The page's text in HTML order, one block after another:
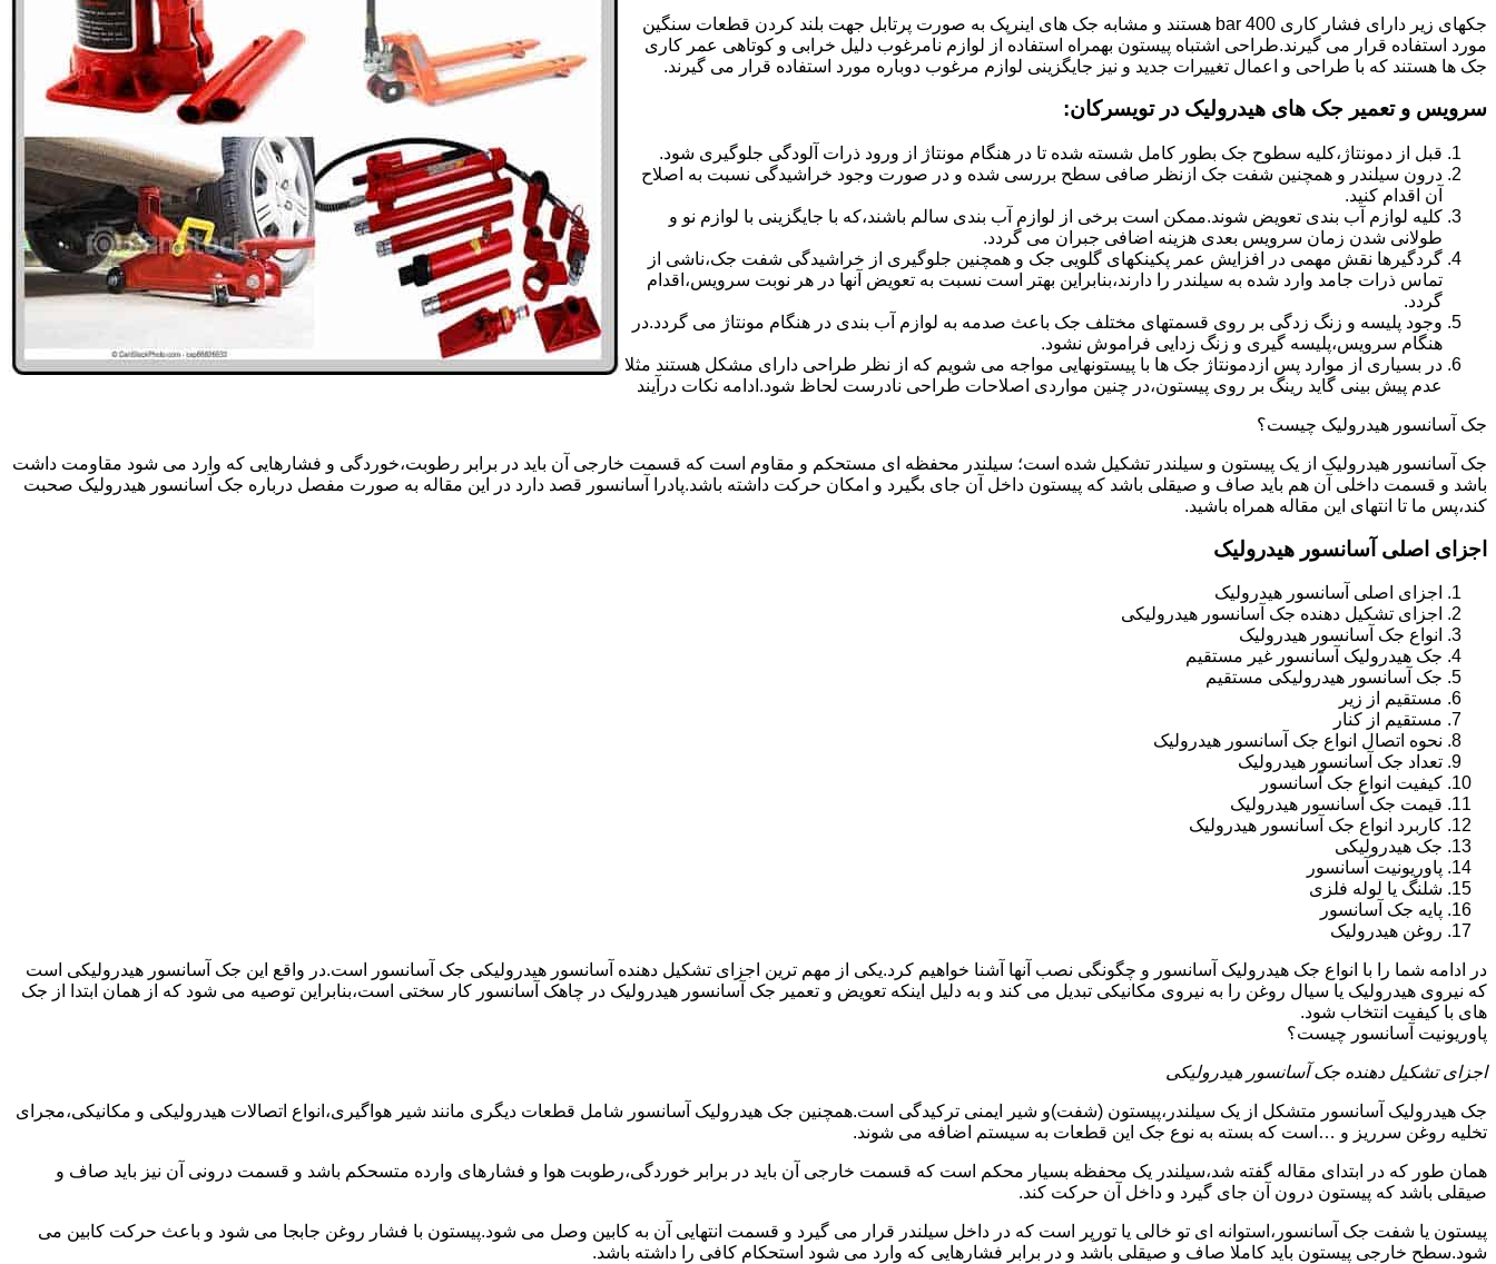
جکهای زیر دارای فشار کاری 400 bar هستند و مشابه جک های اینرپک به صورت پرتابل جهت بلند کردن قطعات سنگین
مورد استفاده قرار می گیرند.طراحی اشتباه پیستون بهمراه استفاده از لوازم نامرغوب دلیل خرابی و کوتاهی عمر کاری
جک ها هستند که با طراحی و اعمال تغییرات جدید و نیز جایگزینی لوازم مرغوب دوباره مورد استفاده قرار می گیرند.
سرویس و تعمیر جک های هیدرولیک در تویسرکان:
قبل از دمونتاژ،کلیه سطوح جک بطور کامل شسته شده تا در هنگام مونتاژ از ورود ذرات آلودگی جلوگیری شود.
درون سیلندر و همچنین شفت جک ازنظر صافی سطح بررسی شده و در صورت وجود خراشیدگی نسبت به اصلاح
آن اقدام کنید.
کلیه لوازم آب بندی تعویض شوند.ممکن است برخی از لوازم آب بندی سالم باشند،که با جایگزینی با لوازم نو و
طولانی شدن زمان سرویس بعدی هزینه اضافی جبران می گردد.
گردگیرها نقش مهمی در افزایش عمر پکینکهای گلویی جک و همچنین جلوگیری از خراشیدگی شفت جک،ناشی از
تماس ذرات جامد وارد شده به سیلندر را دارند،بنابراین بهتر است نسبت به تعویض آنها در هر نوبت سرویس،اقدام
گردد.
وجود پلیسه و زنگ زدگی بر روی قسمتهای مختلف جک باعث صدمه به لوازم آب بندی در هنگام مونتاژ می گردد.در
هنگام سرویس،پلیسه گیری و زنگ زدایی فراموش نشود.
در بسیاری از موارد پس ازدمونتاژ جک ها با پیستونهایی مواجه می شویم که از نظر طراحی دارای مشکل هستند مثلا
عدم پیش بینی گاید رینگ بر روی پیستون،در چنین مواردی اصلاحات طراحی نادرست لحاظ شود.ادامه نکات درآیند
جک آسانسور هیدرولیک چیست؟
جک آسانسور هیدرولیک از یک پیستون و سیلندر تشکیل شده است؛ سیلندر محفظه ای مستحکم و مقاوم است که قسمت خارجی آن باید در برابر رطوبت،خوردگی و فشارهایی که وارد می شود مقاومت داشت
باشد و قسمت داخلی آن هم باید صاف و صیقلی باشد که پیستون داخل آن جای بگیرد و امکان حرکت داشته باشد.پادرا آسانسور قصد دارد در این مقاله به صورت مفصل درباره جک آسانسور هیدرولیک صحبت
کند،پس ما تا انتهای این مقاله همراه باشید.
اجزای اصلی آسانسور هیدرولیک
اجزای اصلی آسانسور هیدرولیک
اجزای تشکیل دهنده جک آسانسور هیدرولیکی
انواع جک آسانسور هیدرولیک
جک هیدرولیک آسانسور غیر مستقیم
جک آسانسور هیدرولیکی مستقیم
مستقیم از زیر
مستقیم از کنار
نحوه اتصال انواع جک آسانسور هیدرولیک
تعداد جک آسانسور هیدرولیک
کیفیت انواع جک آسانسور
قیمت جک آسانسور هیدرولیک
کاربرد انواع جک آسانسور هیدرولیک
جک هیدرولیکی
پاوریونیت آسانسور
شلنگ یا لوله فلزی
پایه جک آسانسور
روغن هیدرولیک
در ادامه شما را با انواع جک هیدرولیک آسانسور و چگونگی نصب آنها آشنا خواهیم کرد.یکی از مهم ترین اجزای تشکیل دهنده آسانسور هیدرولیکی جک آسانسور است.در واقع این جک آسانسور هیدرولیکی است
که نیروی هیدرولیک یا سیال روغن را به نیروی مکانیکی تبدیل می کند و به دلیل اینکه تعویض و تعمیر جک آسانسور هیدرولیک در چاهک آسانسور کار سختی است،بنابراین توصیه می شود که از همان ابتدا از جک
های با کیفیت انتخاب شود.
پاوریونیت آسانسور چیست؟
اجزای تشکیل دهنده جک آسانسور هیدرولیکی
جک هیدرولیک آسانسور متشکل از یک سیلندر،پیستون (شفت)و شیر ایمنی ترکیدگی است.همچنین جک هیدرولیک آسانسور شامل قطعات دیگری مانند شیر هواگیری،انواع اتصالات هیدرولیکی و مکانیکی،مجرای
تخلیه روغن سرریز و …است که بسته به نوع جک این قطعات به سیستم اضافه می شوند.
همان طور که در ابتدای مقاله گفته شد،سیلندر یک محفظه بسیار محکم است که قسمت خارجی آن باید در برابر خوردگی،رطوبت هوا و فشارهای وارده متسحکم باشد و قسمت درونی آن نیز باید صاف و
صیقلی باشد که پیستون درون آن جای گیرد و داخل آن حرکت کند.
پیستون یا شفت جک آسانسور،استوانه ای تو خالی یا تورپر است که در داخل سیلندر قرار می گیرد و قسمت انتهایی آن به کابین وصل می شود.پیستون با فشار روغن جابجا می شود و باعث حرکت کابین می
شود.سطح خارجی پیستون باید کاملا صاف و صیقلی باشد و در برابر فشارهایی که وارد می شود استحکام کافی را داشته باشد.